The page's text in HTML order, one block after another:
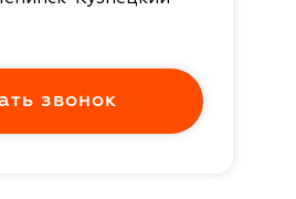
звонок